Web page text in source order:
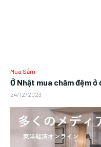
Mua Sắm
Ở Nhật mua chăm đệm ở
24/12/2023